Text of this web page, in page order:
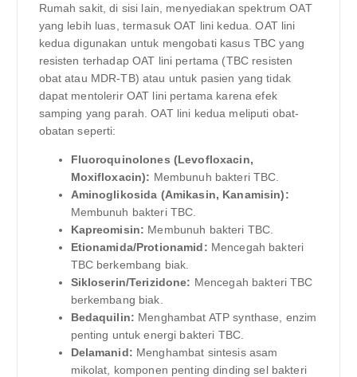
Rumah sakit, di sisi lain, menyediakan spektrum OAT
yang lebih luas, termasuk OAT lini kedua. OAT lini
kedua digunakan untuk mengobati kasus TBC yang
resisten terhadap OAT lini pertama (TBC resisten
obat atau MDR-TB) atau untuk pasien yang tidak
dapat mentolerir OAT lini pertama karena efek
samping yang parah. OAT lini kedua meliputi obat-
obatan seperti:
Fluoroquinolones (Levofloxacin,
Moxifloxacin): Membunuh bakteri TBC.
Aminoglikosida (Amikasin, Kanamisin):
Membunuh bakteri TBC.
Kapreomisin: Membunuh bakteri TBC.
Etionamida/Protionamid: Mencegah bakteri
TBC berkembang biak.
Sikloserin/Terizidone: Mencegah bakteri TBC
berkembang biak.
Bedaquilin: Menghambat ATP synthase, enzim
penting untuk energi bakteri TBC.
Delamanid: Menghambat sintesis asam
mikolat, komponen penting dinding sel bakteri